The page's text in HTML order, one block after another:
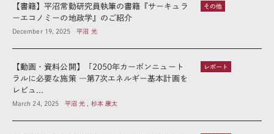
その他
【書籍】平沼常勤研究員執筆の書籍『サーキュラ
ーエコノミーの地政学』のご紹介
December 19, 2025 平沼 光
レポート
【動画・資料公開】「2050年カーボンニュート
ラルに必要な施策 ―第7次エネルギー基本計画を
レビュ...
March 24, 2025 平沼 光 , 杉本 康太